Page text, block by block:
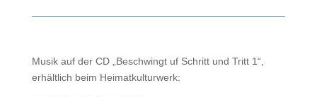
Musik auf der CD „Beschwingt uf Schritt und Tritt 1“,
erhältlich beim Heimatkulturwerk: